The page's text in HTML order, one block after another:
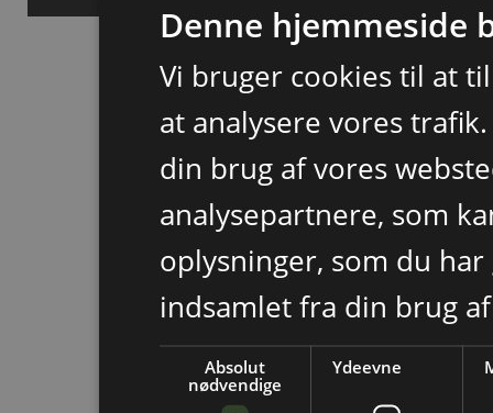
Denne hjemmeside
Vi bruger cookies til at
at analysere vores
din brug af vores
analysepartnere, som
oplysninger, som du
indsamlet fra din brug
Absolut
nødvendige
Ydeevne